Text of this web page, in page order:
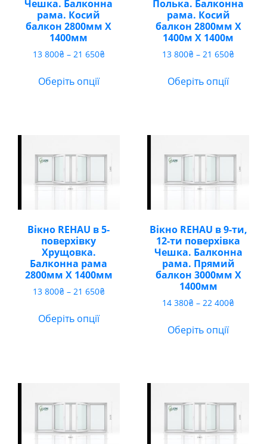
Чешка. Балконна
рама. Косий
балкон 2800мм Х
1400мм
13 800₴ – 21 650₴Діапазон
Оберіть опції
Полька. Балконна
рама. Косий
балкон 2800мм Х
1400м Х 1400м
13 800₴ – 21 650₴
Оберіть опції
Вікно REHAU в 5-
поверхівку
Хрущовка.
Балконна рама
2800мм Х 1400мм
13 800₴ – 21 650₴Діапазон
Оберіть опції
Вікно REHAU в 9-ти,
12-ти поверхівка
Чешка. Балконна
рама. Прямий
балкон 3000мм Х
1400мм
14 380₴ – 22 400₴
Оберіть опції